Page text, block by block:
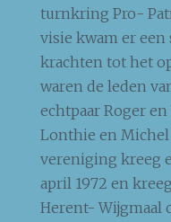
turnkring Pro-
visie kwam er een
krachten tot het
waren de leden
echtpaar Roger
Lonthie en Michel
vereniging kreeg
april 1972 en
Herent- Wijgmaal